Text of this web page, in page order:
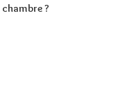
?